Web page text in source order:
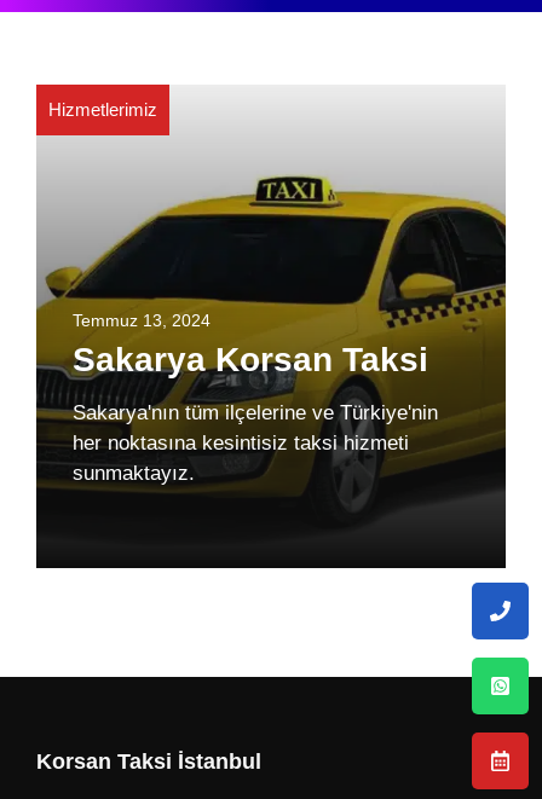
Hizmetlerimiz
Temmuz 13, 2024
Sakarya Korsan Taksi
Sakarya'nın tüm ilçelerine ve Türkiye'nin
her noktasına kesintisiz taksi hizmeti
sunmaktayız.
Korsan Taksi İstanbul